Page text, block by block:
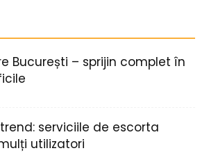
București – sprijin complet în
serviciile de escorta
utilizatori